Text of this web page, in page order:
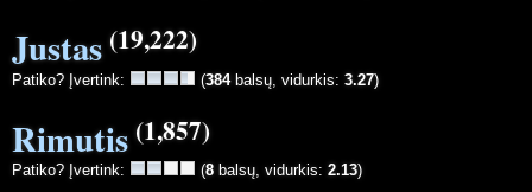
Justas (19,222)
Patiko? Įvertink: (384balsų, vidurkis: 3.27)
Rimutis (1,857)
Patiko? Įvertink: (8 balsų, vidurkis: 2.13)